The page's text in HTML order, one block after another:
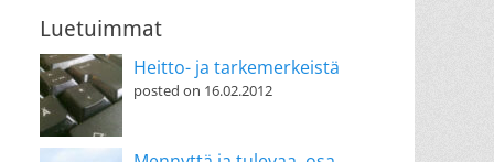
Luetuimmat
Heitto- ja tarkemerkeistä
posted on 16.02.2012